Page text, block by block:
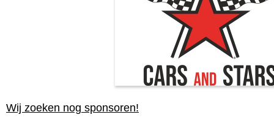
Wij zoeken nog sponsoren!